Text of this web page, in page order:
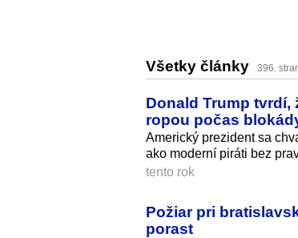
Všetky články 396.
Donald Trump tvrdí,
ropou počas
Americký prezident sa
ako moderní piráti bez
tento rok
Požiar pri
porast